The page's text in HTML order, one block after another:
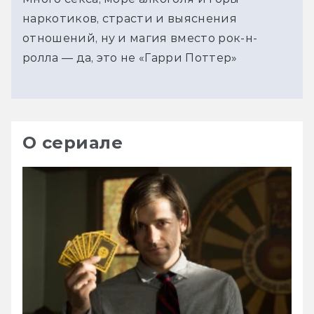
наркотиков, страсти и выяснения
отношений, ну и магия вместо рок-н-
ролла — да, это не «Гарри Поттер»
О сериале